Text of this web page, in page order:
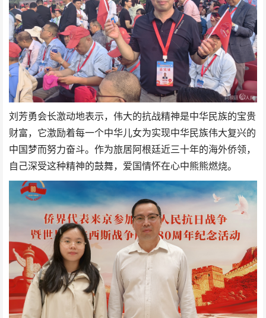
刘芳勇会长激动地表示，伟大的抗战精神是中华民族的宝贵
财富，它激励着每一个中华儿女为实现中华民族伟大复兴的
中国梦而努力奋斗。作为旅居阿根廷近三十年的海外侨领，
自己深受这种精神的鼓舞，爱国情怀在心中熊熊燃烧。